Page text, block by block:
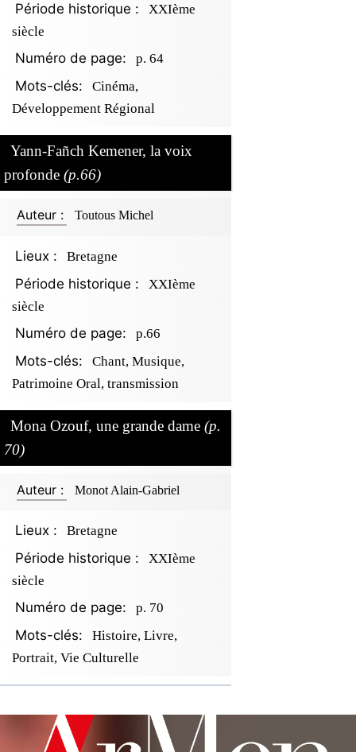
Période historique :
XXIème
siècle
Numéro de page: p. 64
Mots-clés:
Cinéma,
Développement Régional
Yann-Fañch Kemener, la voix
profonde (p.66)
Auteur : Toutous Michel
Lieux : Bretagne
Période historique :
XXIème
siècle
Numéro de page: p.66
Mots-clés:
Chant, Musique,
Patrimoine Oral, transmission
Mona Ozouf, une grande dame (p.
70)
Auteur : Monot Alain-Gabriel
Lieux : Bretagne
Période historique :
XXIème
siècle
Numéro de page: p. 70
Mots-clés:
Histoire, Livre,
Portrait, Vie Culturelle